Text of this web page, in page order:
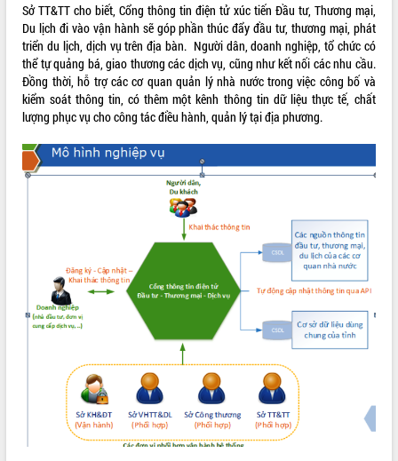
Khám bệnh, cấp phát thuốc miễn phí
và tặng quà người dân xã Cư Pui
Hội nghị UBND tỉnh Đắk Lắk thường kỳ
Lễ truy tặng danh hiệu “Bà Mẹ Việt
UBND tỉnh Đắk Lắk triển khai nhiệm
vụ 6 tháng cuối năm 2026
Kỳ họp thứ Hai, Hội đồng nhân dân
tỉnh khóa XI quyết nghị nhiều nội dung
Bí thư Tỉnh ủy Lương Nguyễn Minh
Triết thăm, tặng quà người có công với
Rà soát, hoàn thiện hệ thống thiết chế
văn hóa, thể thao đáp ứng yêu cầu
ALBUM ẢNH
LIÊN KẾT WEB
Sở TT&TT cho biết, Cổng thông tin điện tử xúc tiến Đầu tư, Thương mại,
Du lịch đi vào vận hành sẽ góp phần thúc đẩy đầu tư, thương mại, phát
triển du lịch, dịch vụ trên địa bàn. Người dân, doanh nghiệp, tổ chức có
thể tự quảng bá, giao thương các dịch vụ, cũng như kết nối các nhu cầu.
Đồng thời, hỗ trợ các cơ quan quản lý nhà nước trong việc công bố và
kiểm soát thông tin, có thêm một kênh thông tin dữ liệu thực tế, chất
lượng phục vụ cho công tác điều hành, quản lý tại địa phương.